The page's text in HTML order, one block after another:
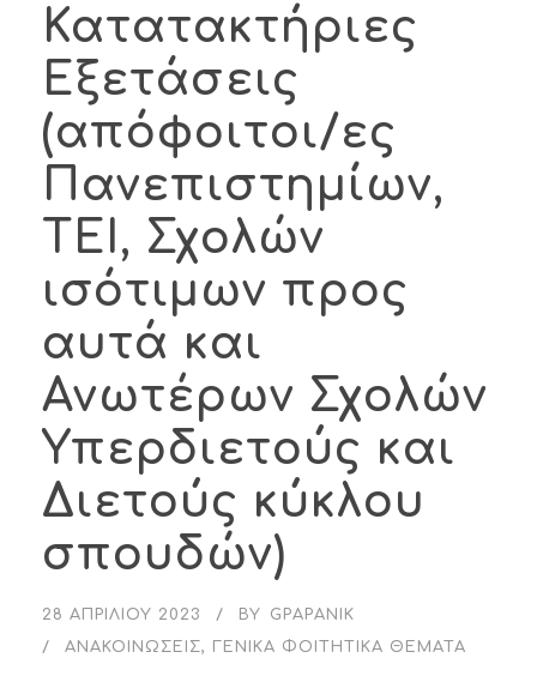
Κατατακτήριες
Εξετάσεις
(απόφοιτοι/ες
Πανεπιστημίων,
ΤΕΙ, Σχολών
ισότιμων προς
αυτά και
Ανωτέρων Σχολών
Υπερδιετούς και
Διετούς κύκλου
σπουδών)
28 ΑΠΡΙΛΊΟΥ 2023 BY
GPAPANIK
ΑΝΑΚΟΙΝΏΣΕΙΣ, ΓΕΝΙΚΆ ΦΟΙΤΗΤΙΚΆ ΘΈΜΑΤΑ